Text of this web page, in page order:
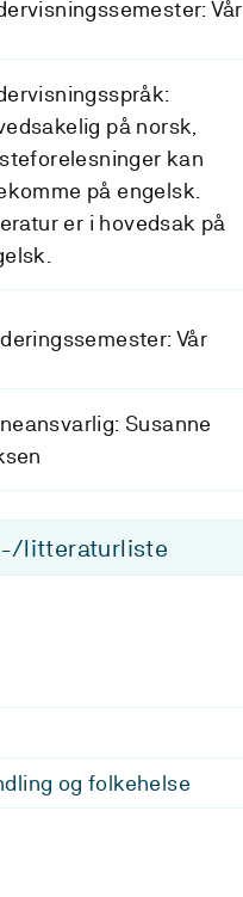
Vår
på norsk,
kan
på engelsk.
er i hovedsak på
Vår
Susanne
litteraturliste
og folkehelse